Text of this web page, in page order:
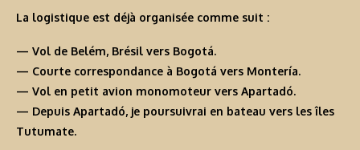
La logistique est déjà organisée comme suit :
— Vol de Belém, Brésil vers Bogotá.
— Courte correspondance à Bogotá vers Montería.
— Vol en petit avion monomoteur vers Apartadó.
— Depuis Apartadó, je poursuivrai en bateau vers les îles
Tutumate.